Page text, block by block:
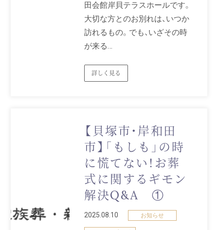
田会館岸貝テラスホールです。
大切な方とのお別れは、いつか
訪れるもの。でも、いざその時
が来る…
詳しく見る
【貝塚市・岸和田
市】「もしも」の時
に慌てない！お葬
式に関するギモン
解決Q&A ①
2025.08.10 お知らせ